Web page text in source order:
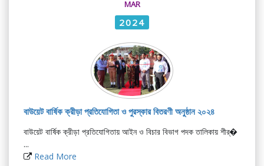
MAR
2024
বাউয়েট বার্ষিক ক্রীড়া প্রতিযোগিতা ও পুরস্কার বিতরণী অনুষ্ঠান ২০২৪
বাউয়েট বার্ষিক ক্রীড়া প্রতিযোগিতায় আইন ও বিচার বিভাগ পদক তালিকায় শীর্�
...
Read More